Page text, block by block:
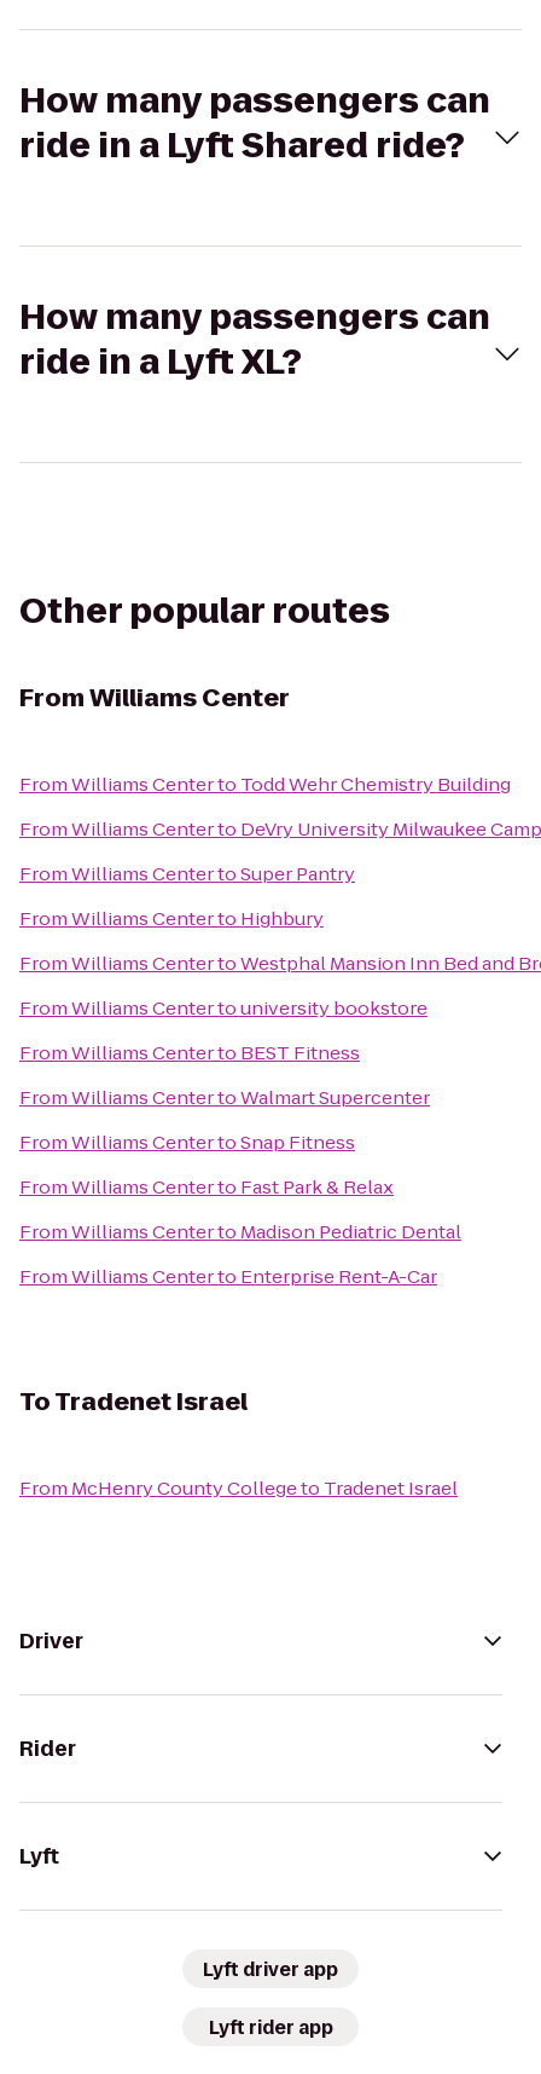
How many passengers can
ride in a Lyft Shared ride?
How many passengers can
ride in a Lyft XL?
Other popular routes
FromWilliams Center
FromWilliams Centerto Todd Wehr Chemistry Building
FromWilliams Centerto DeVry University Milwaukee
FromWilliams CentertoSuper Pantry
FromWilliams Centerto Highbury
FromWilliams CentertoWestphal Mansion Inn Bed and
FromWilliams Centertouniversity bookstore
FromWilliams Centerto BEST Fitness
FromWilliams CentertoWalmart Supercenter
FromWilliams CentertoSnap Fitness
FromWilliams Centerto Fast Park & Relax
FromWilliams Centerto Madison Pediatric Dental
FromWilliams Centerto Enterprise Rent-A-Car
ToTradenet Israel
From McHenry County Collegeto Tradenet Israel
Driver
Rider
Lyft
Lyft driver app
Lyft rider app